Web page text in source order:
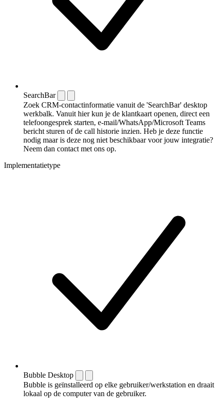
SearchBar
Zoek CRM-contactinformatie vanuit de 'SearchBar' desktop
werkbalk. Vanuit hier kun je de klantkaart openen, direct een
telefoongesprek starten, e-mail/WhatsApp/Microsoft Teams
bericht sturen of de call historie inzien. Heb je deze functie
nodig maar is deze nog niet beschikbaar voor jouw integratie?
Neem dan contact met ons op.
Implementatietype
Bubble Desktop
Bubble is geïnstalleerd op elke gebruiker/werkstation en draait
lokaal op de computer van de gebruiker.